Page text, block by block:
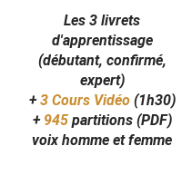
Les 3 livrets
d'apprentissage
(débutant, confirmé,
expert)
+3 Cours Vidéo(1h30)
+ 945partitions (PDF)
voix homme et femme